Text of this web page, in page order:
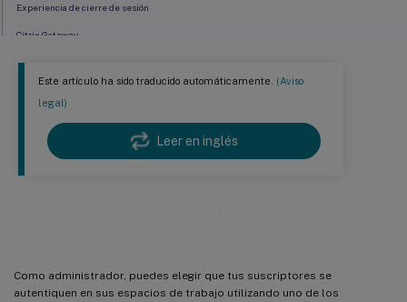
Este artículo ha sido traducido automáticamente. (Aviso
legal)
Leer en inglés
Como administrador, puedes elegir que tus suscriptores se
autentiquen en sus espacios de trabajo utilizando uno de los
Experiencia de cierre de sesión
Citrix Gateway
Inicio de sesión único con Gateway
SAML 2.0